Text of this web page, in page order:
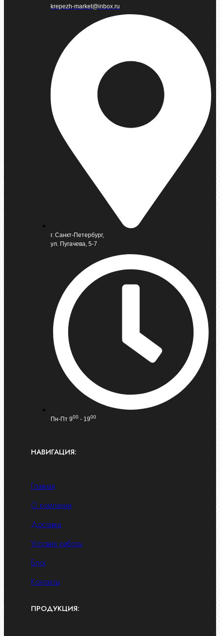
krepezh-market@inbox.ru
г. Санкт-Петербург,
ул. Пугачева, 5-7
Пн-Пт 900 - 1900
НАВИГАЦИЯ:
Главная
О компании
Доставка
Условия работы
Блог
Контакты
ПРОДУКЦИЯ: